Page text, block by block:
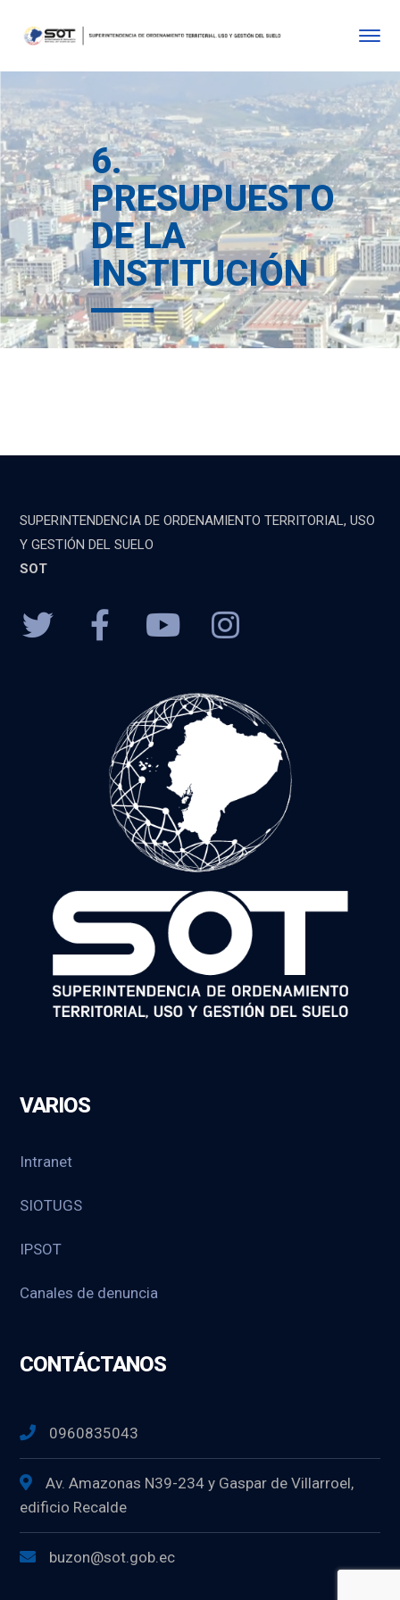
6.
PRESUPUESTO
DE LA
INSTITUCIÓN
SUPERINTENDENCIA DE ORDENAMIENTO TERRITORIAL, USO
Y GESTIÓN DEL SUELO
SOT
VARIOS
Intranet
SIOTUGS
IPSOT
Canales de denuncia
CONTÁCTANOS
0960835043
Av. Amazonas N39-234 y Gaspar de Villarroel,
edificio Recalde
buzon@sot.gob.ec